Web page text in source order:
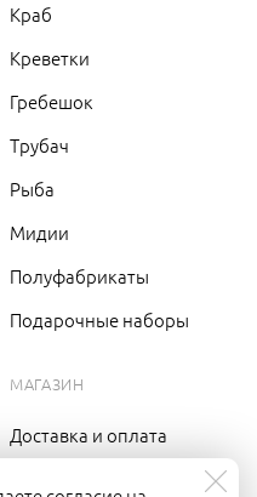
Краб
Креветки
Гребешок
Трубач
Рыба
Мидии
Полуфабрикаты
Подарочные наборы
МАГАЗИН
Доставка и оплата